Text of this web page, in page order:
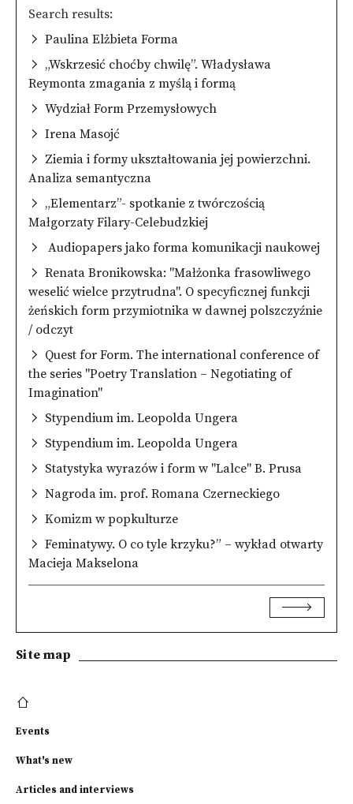
Search results
Paulina Elżbieta Forma
„Wskrzesić choćby chwilę”. Władysława
Reymonta zmagania z myślą i formą
Wydział Form Przemysłowych
Irena Masojć
Ziemia i formy ukształtowania jej powierzchni.
Analiza semantyczna
„Elementarz”- spotkanie z twórczością
Małgorzaty Filary-Celebudzkiej
Audiopapers jako forma komunikacji naukowej
Renata Bronikowska: "Małżonka frasowliwego
weselić wielce przytrudna". O specyficznej funkcji
żeńskich form przymiotnika w dawnej polszczyźnie
/ odczyt
Quest for Form. The international conference of
the series "Poetry Translation – Negotiating of
Imagination"
Stypendium im. Leopolda Ungera
Stypendium im. Leopolda Ungera
Statystyka wyrazów i form w "Lalce" B. Prusa
Nagroda im. prof. Romana Czerneckiego
Komizm w popkulturze
Feminatywy. O co tyle krzyku?” – wykład otwarty
Macieja Makselona
Site map
Events
What's new
Articles and interviews